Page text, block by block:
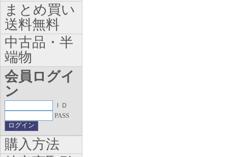
まとめ買い
送料無料
中古品・半
端物
会員ログイ
ン
ＩＤ
PASS
購入方法